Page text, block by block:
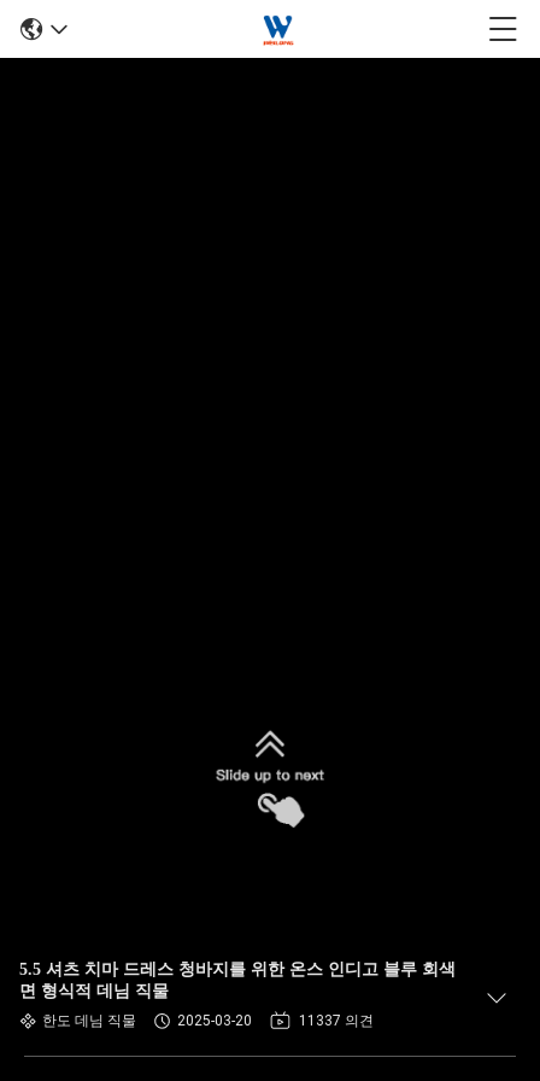
5.5 셔츠 치마 드레스 청바지를 위한 온스 인디고 블루 회색
면 형식적 데님 직물
한도 데님 직물 2025-03-20 11337 의견